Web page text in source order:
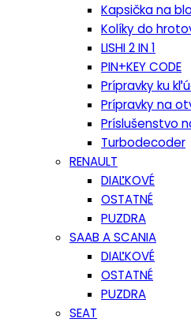
Kapsička na
Kolíky do
LISHI 2 IN 1
PIN+KEY CODE
Prípravky ku
Prípravky na
Príslušenstvo
Turbodecoder
RENAULT
DIAĽKOVÉ
OSTATNÉ
PUZDRA
SAAB A SCANIA
DIAĽKOVÉ
OSTATNÉ
PUZDRA
SEAT